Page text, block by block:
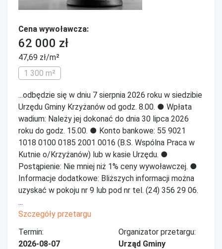
Cena wywoławcza:
62 000 zł
47,69 zł/m²
1 300 m²
...odbędzie się w dniu 7 sierpnia 2026 roku w siedzibie
Urzędu Gminy Krzyżanów od godz. 8.00. ● Wpłata
wadium: Należy jej dokonać do dnia 30 lipca 2026
roku do godz. 15.00. ● Konto bankowe: 55 9021
1018 0100 0185 2001 0016 (B.S. Wspólna Praca w
Kutnie o/Krzyżanów) lub w kasie Urzędu. ●
Postąpienie: Nie mniej niż 1% ceny wywoławczej. ●
Informacje dodatkowe: Bliższych informacji można
uzyskać w pokoju nr 9 lub pod nr tel. (24) 356 29 06.
...
Szczegóły przetargu
Termin:
2026-08-07
Organizator przetargu:
Urząd Gminy